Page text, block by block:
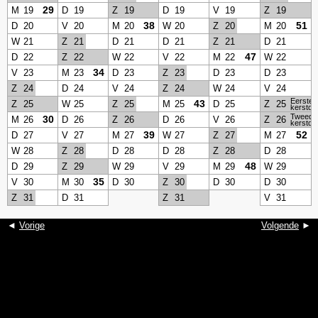
M 19 29 D 19 Z 19 D 19 V 19 Z
19
D 20 V 20 M 20 38 W 20 Z 20 M 20 51
W 21 Z 21 D 21 D 21 Z 21 D 21
D 22 Z 22 W 22 V 22 M 22 47 W 22
V 23 M 23 34 D 23 Z 23 D 23 D 23
Z
24 D 24 V 24 Z 24 W 24 V 24
Z
25 W 25 Z 25 M 25 43 D 25 Z 25 Eerste
M 26 30 D 26 Z 26 D 26 V 26 Z 26 Tweede
D 27 V 27 M 27 39 W 27 Z 27 M 27 52
W 28 Z 28 D 28 D 28 Z 28 D 28
D 29 Z 29 W 29 V 29 M 29 48 W 29
V 30 M 30 35 D 30 Z 30 D 30 D 30
Z
31 D 31 Z 31 V 31
◄ Vorige Volgende ►